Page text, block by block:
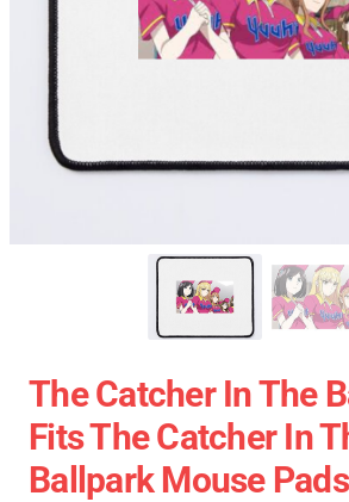
The Catcher In The
Fits The Catcher In
Ballpark Mouse Pads